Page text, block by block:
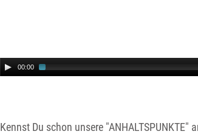
00:00
Kennst Du schon unsere "ANHALTSPUNKTE"